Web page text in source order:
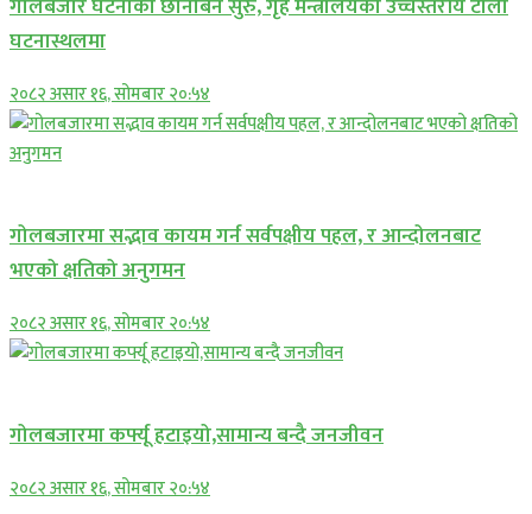
घटनास्थलमा
२०८२ असार १६, सोमबार २०:५४
गोलबजारमा सद्भाव कायम गर्न सर्वपक्षीय पहल, र आन्दोलनबाट
भएको क्षतिको अनुगमन
२०८२ असार १६, सोमबार २०:५४
गोलबजारमा कर्फ्यू हटाइयो,सामान्य बन्दै जनजीवन
२०८२ असार १६, सोमबार २०:५४